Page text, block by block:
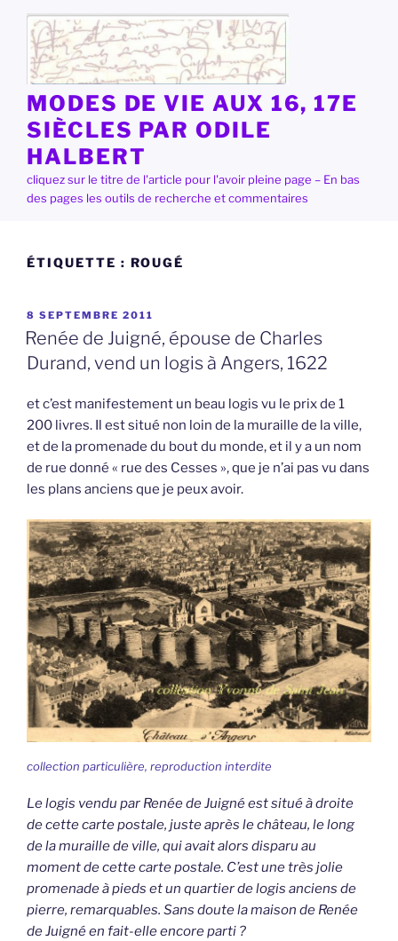
contenu
principal
MODES DE VIE AUX 16, 17E
SIÈCLES PAR ODILE
HALBERT
cliquez sur le titre de l'article pour l'avoir pleine page – En bas
des pages les outils de recherche et commentaires
ÉTIQUETTE : ROUGÉ
PUBLIÉ
LE
8 SEPTEMBRE 2011
Renée de Juigné, épouse de Charles
Durand, vend un logis à Angers, 1622
et c’est manifestement un beau logis vu le prix de 1
200 livres. Il est situé non loin de la muraille de la ville,
et de la promenade du bout du monde, et il y a un nom
de rue donné « rue des Cesses », que je n’ai pas vu dans
les plans anciens que je peux avoir.
collection particulière, reproduction interdite
Le logis vendu par Renée de Juigné est situé à droite
de cette carte postale, juste après le château, le long
de la muraille de ville, qui avait alors disparu au
moment de cette carte postale. C’est une très jolie
promenade à pieds et un quartier de logis anciens de
pierre, remarquables. Sans doute la maison de Renée
de Juigné en fait-elle encore parti ?